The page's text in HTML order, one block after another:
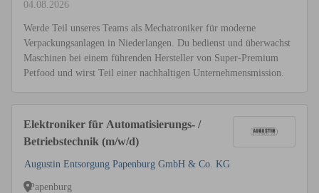
04.08.2026
Werde Teil unseres Teams als Mechatroniker für moderne
Verpackungsanlagen in Niederlangen. Du bedienst und überwachst
Maschinen bei einem führenden Hersteller von Super-Premium
Petfood und wirst Teil einer nachhaltigen Unternehmensmission.
Elektroniker für Automatisierungs- /
Betriebstechnik (m/w/d)
Augustin Entsorgung Papenburg GmbH & Co. KG
Papenburg